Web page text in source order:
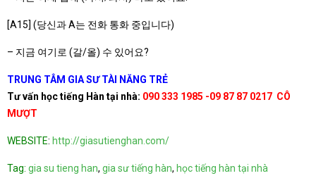
[A15] (당신과 A는 전화 통화 중입니다)
– 지금 여기로 (갈/올) 수 있어요?
TRUNG TÂM GIA SƯ TÀI NĂNG TRẺ
Tư vấn học tiếng Hàn tại nhà: 090 333 1985 -09 87 87 0217 CÔ
MƯỢT
WEBSITE: http://giasutienghan.com/
Tag: gia su tieng han, gia sư tiếng hàn, học tiếng hàn tại nhà